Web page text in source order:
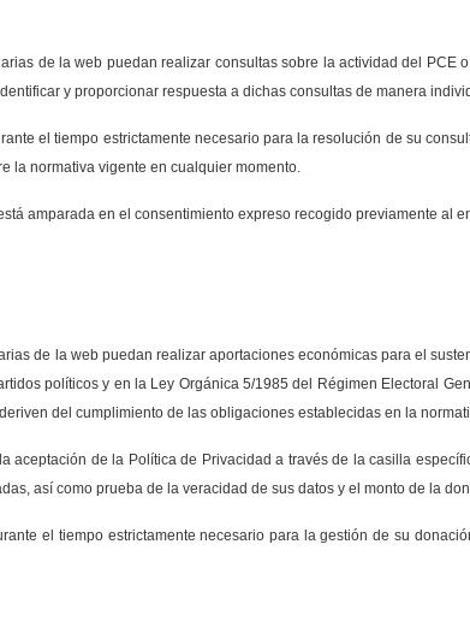
de la web puedan realizar consultas sobre la actividad del
y proporcionar respuesta a dichas consultas de manera
el tiempo estrictamente necesario para la resolución de su
la normativa vigente en cualquier momento.
amparada en el consentimiento expreso recogido previamente al
de la web puedan realizar aportaciones económicas para el
políticos y en la Ley Orgánica 5/1985 del Régimen Electoral
del cumplimiento de las obligaciones establecidas en la
aceptación de la Política de Privacidad a través de la casilla
así como prueba de la veracidad de sus datos y el monto de la
el tiempo estrictamente necesario para la gestión de su